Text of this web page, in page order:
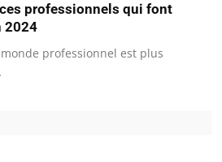
professionnels qui font
2024
professionnel est plus